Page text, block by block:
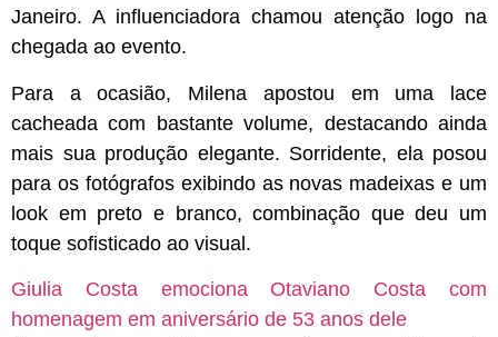
Janeiro. A influenciadora chamou atenção logo na
chegada ao evento.
Para a ocasião, Milena apostou em uma lace
cacheada com bastante volume, destacando ainda
mais sua produção elegante. Sorridente, ela posou
para os fotógrafos exibindo as novas madeixas e um
look em preto e branco, combinação que deu um
toque sofisticado ao visual.
Giulia Costa emociona Otaviano Costa com
homenagem em aniversário de 53 anos dele